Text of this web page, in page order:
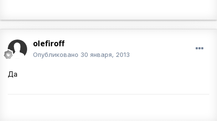
olefiroff
Опубликовано 30 января, 2013
Да